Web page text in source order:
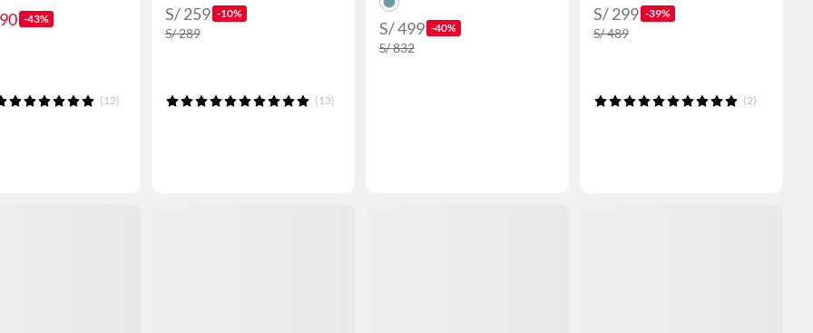
-43%
(12)
S/ 259 -10%
S/ 289
(13)
S/ 499 -40%
S/ 832
S/ 299 -39%
S/ 489
(2)